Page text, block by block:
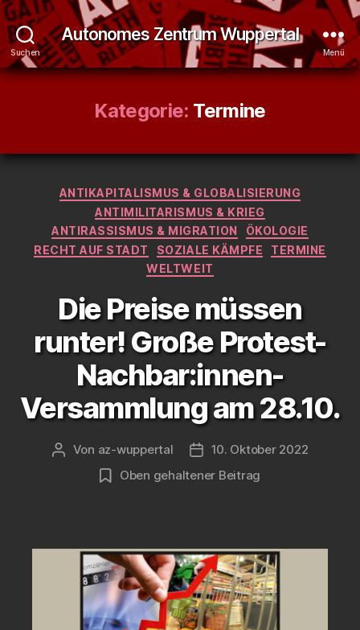
Suchen
Autonomes Zentrum Wuppertal
Menü
Kategorie: Termine
Kategorien
ANTIKAPITALISMUS & GLOBALISIERUNG
ANTIMILITARISMUS & KRIEG
ANTIRASSISMUS & MIGRATION
ÖKOLOGIE
RECHT AUF STADT
SOZIALE KÄMPFE
TERMINE
WELTWEIT
Die Preise müssen
runter! Große Protest-
Nachbar:innen-
Versammlung am 28.10.
Beitragsautor
Von az-wuppertal Veröffentlichungsdatum
10. Oktober 2022
Oben gehaltener Beitrag